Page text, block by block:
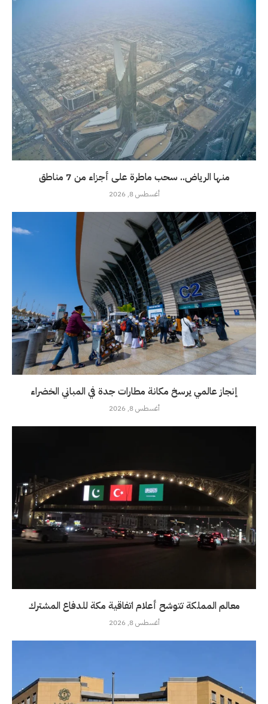
منها الرياض.. سحب ماطرة على أجزاء من 7 مناطق
أغسطس 8, 2026
إنجاز عالمي يرسخ مكانة مطارات جدة في المباني الخضراء
أغسطس 8, 2026
معالم المملكة تتوشح أعلام اتفاقية مكة للدفاع المشترك
أغسطس 8, 2026